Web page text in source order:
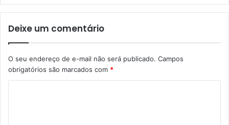
Deixe um comentário
O seu endereço de e-mail não será publicado. Campos
obrigatórios são marcados com *